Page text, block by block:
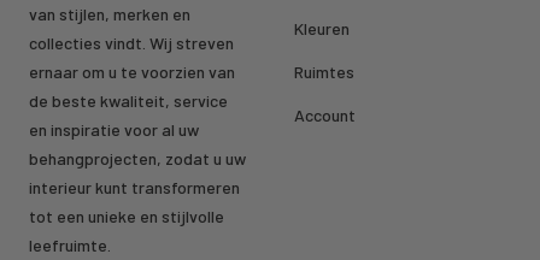
van stijlen, merken en
collecties vindt. Wij streven
ernaar om u te voorzien van
de beste kwaliteit, service
en inspiratie voor al uw
behangprojecten, zodat u uw
interieur kunt transformeren
tot een unieke en stijlvolle
leefruimte.
Kleuren
Ruimtes
Account